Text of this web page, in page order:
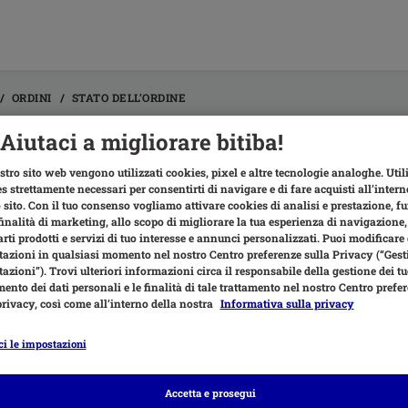
ORDINI STATO DELL’ORDINE
posso tracciare il mio ordine?
la spedizione del tuo ordine in qualunque momento
oppure tramite il link presente sulla email di presa in
puoi monitorare lo stato del tuo ordine in qualsiasi
il monitoraggio dell’ordine presente sulla email di evasione
Aiutaci a migliorare bitiba!
sito web vengono utilizzati cookies, pixel e altre tecnologie analoghe.
strettamente necessari per consentirti di navigare e di fare acquisti
sito. Con il tuo consenso vogliamo attivare cookies di analisi e prestazione,
di marketing, allo scopo di migliorare la tua esperienza di
prodotti e servizi di tuo interesse e annunci personalizzati. Puoi modificare
in qualsiasi momento nel nostro Centro preferenze sulla Privacy
Trovi ulteriori informazioni circa il responsabile della gestione dei
dei dati personali e le finalità di tale trattamento nel nostro Centro
così come all’interno della nostra Informativa sulla privacy
le impostazioni
Accetta e prosegui